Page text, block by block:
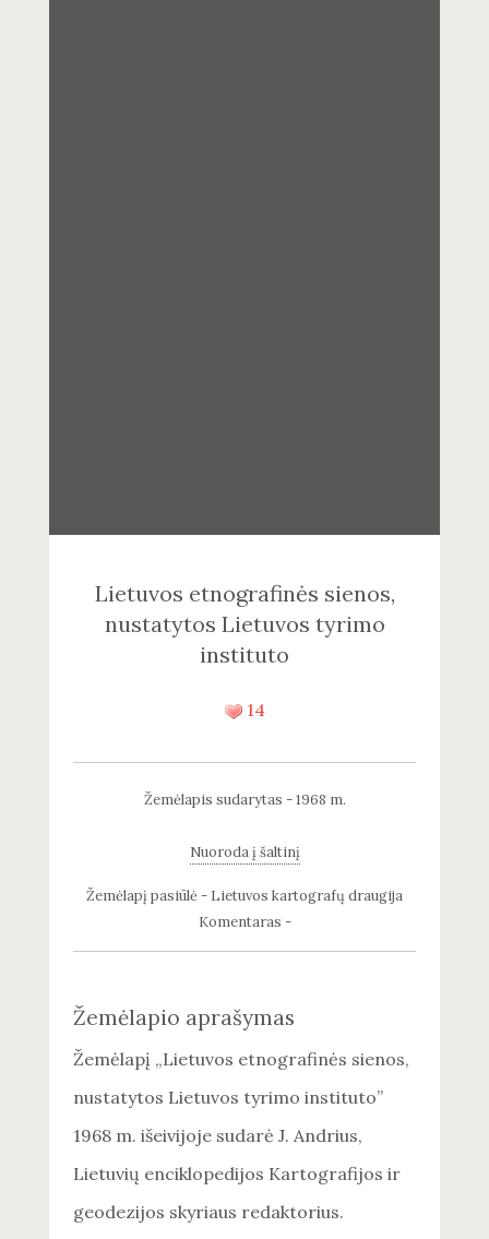
Lietuvos etnografinės sienos,
nustatytos Lietuvos tyrimo
instituto
14
Žemėlapis sudarytas - 1968 m.
Nuoroda į šaltinį
Žemėlapį pasiūlė - Lietuvos kartografų draugija
Komentaras -
Žemėlapio aprašymas
Žemėlapį „Lietuvos etno­grafinės sienos,
nustatytos Lietuvos tyrimo instituto”
1968 m. išeivijoje sudarė J. Andrius,
Lietuvių enciklopedijos Kartografijos ir
geodezijos skyriaus redaktorius.